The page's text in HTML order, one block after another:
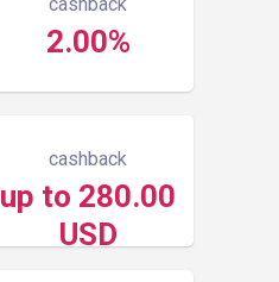
2.00%
cashback
up to 280.00
USD